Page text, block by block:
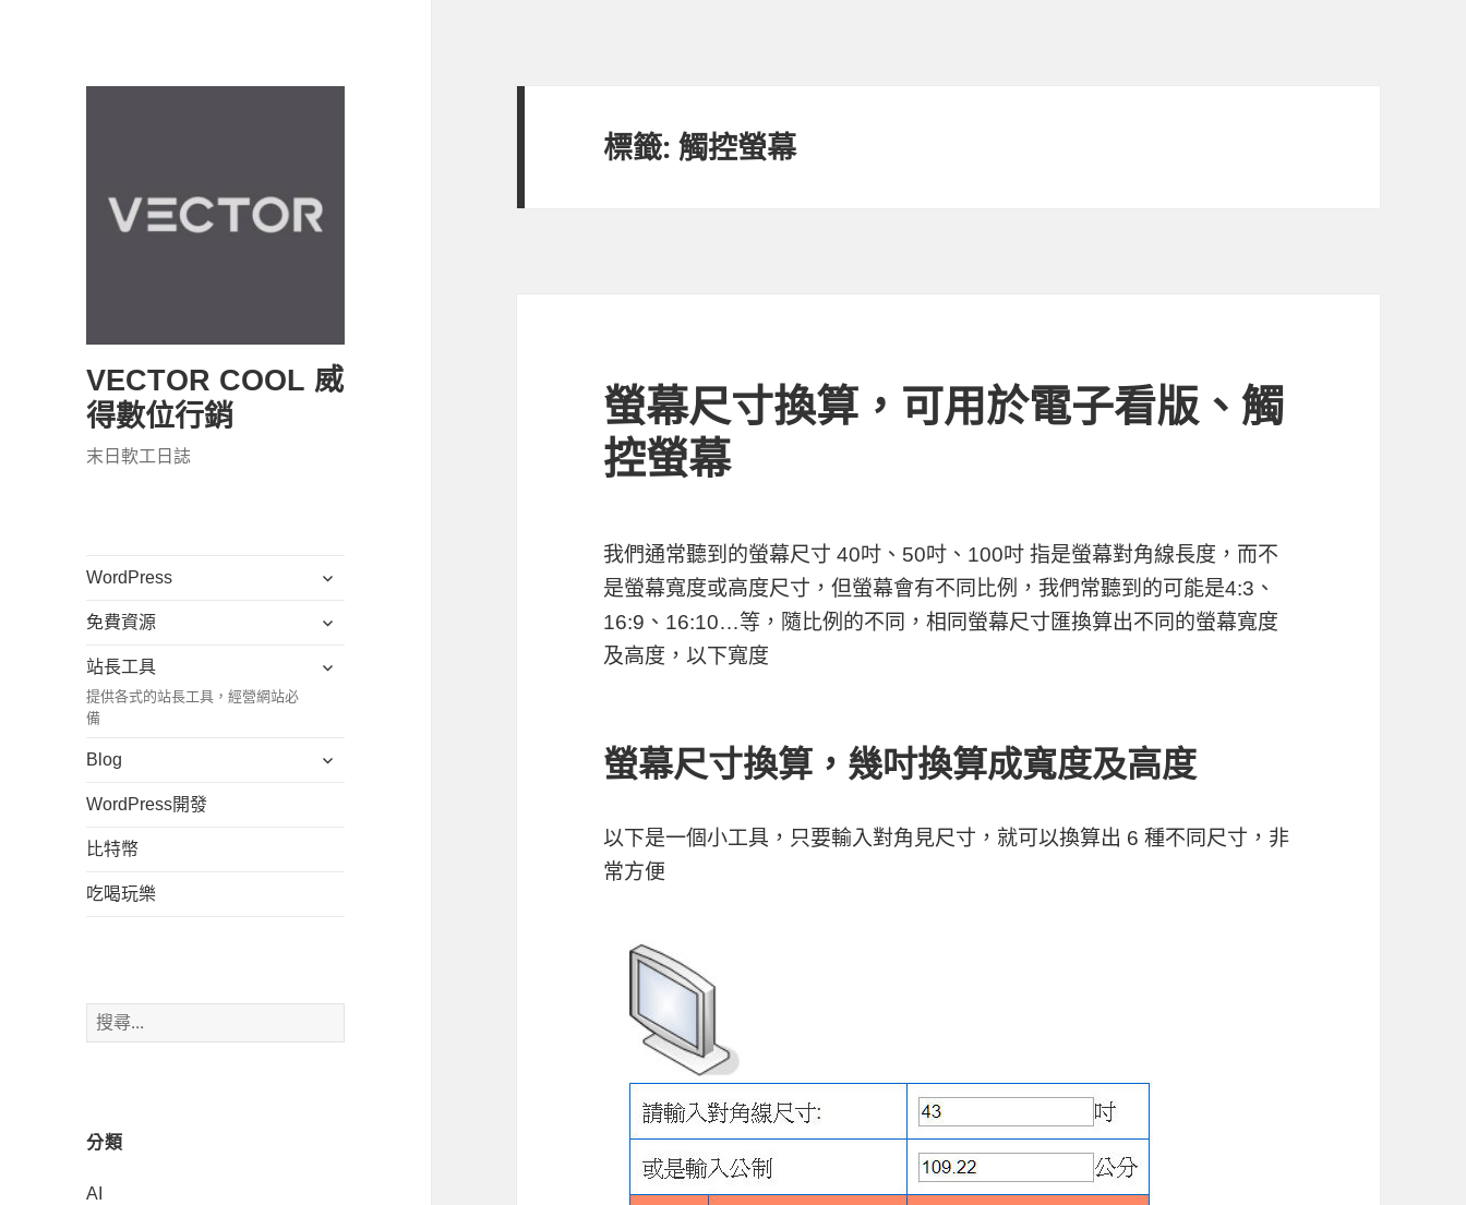
VECTOR COOL 威
得數位行銷
末日軟工日誌
WordPress
展
子
免費資源
展
子
站長工具
提供各式的站長工具，經營網站必
備
展
單
Blog
展
WordPress開發
比特幣
吃喝玩樂
搜
尋
分類
AI
標籤:觸控螢幕
螢幕尺寸換算，可用於電子看版、觸
控螢幕
我們通常聽到的螢幕尺寸 40吋、50吋、100吋 指是螢幕對角線長度，而不
是螢幕寬度或高度尺寸，但螢幕會有不同比例，我們常聽到的可能是4:3、
16:9、16:10…等，隨比例的不同，相同螢幕尺寸匯換算出不同的螢幕寬度
及高度，以下寬度
螢幕尺寸換算，幾吋換算成寬度及高度
以下是一個小工具，只要輸入對角見尺寸，就可以換算出 6 種不同尺寸，非
常方便